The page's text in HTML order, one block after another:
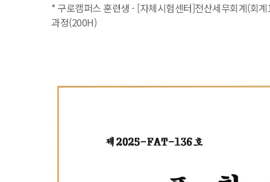
* 구로캠퍼스 훈련생 - [자체시험센터]전산세무회계(회
과정(200H)